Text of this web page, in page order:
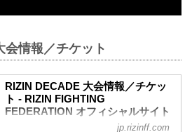
情報／チケット
RIZIN DECADE 大会情報／チケッ
ト - RIZIN FIGHTING
FEDERATION オフィシャルサイト
jp.rizinff.com